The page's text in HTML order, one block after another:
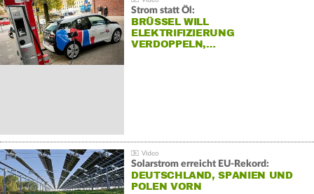
Strom statt Öl:
BRÜSSEL WILL
ELEKTRIFIZIERUNG
VERDOPPELN,…
Solarstrom erreicht EU-Rekord:
DEUTSCHLAND, SPANIEN UND
POLEN VORN